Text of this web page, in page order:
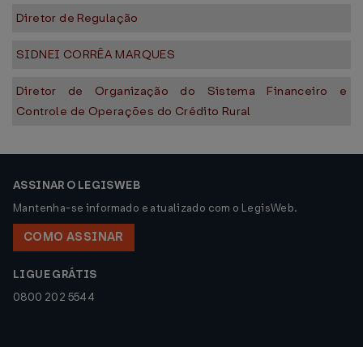
Diretor de Regulação
SIDNEI CORRÊA MARQUES
Diretor de Organização do Sistema Financeiro e
Controle de Operações do Crédito Rural
ASSINAR O LEGISWEB
Mantenha-se informado e atualizado com o LegisWeb.
COMO ASSINAR
LIGUE GRÁTIS
0800 202 5544